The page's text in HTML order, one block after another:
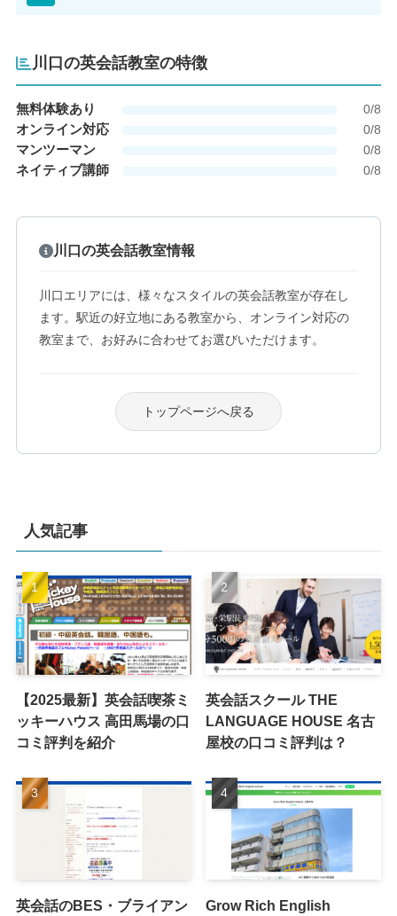
川口の英会話教室の特徴
無料体験あり 0/8
オンライン対応 0/8
マンツーマン 0/8
ネイティブ講師 0/8
川口の英会話教室情報
川口エリアには、様々なスタイルの英会話教室が存在し
ます。駅近の好立地にある教室から、オンライン対応の
教室まで、お好みに合わせてお選びいただけます。
トップページへ戻る
人気記事
【2025最新】英会話喫茶ミ
ッキーハウス 高田馬場の口
コミ評判を紹介
英会話スクール THE
LANGUAGE HOUSE 名古
屋校の口コミ評判は？
英会話のBES・ブライアン
Grow Rich English